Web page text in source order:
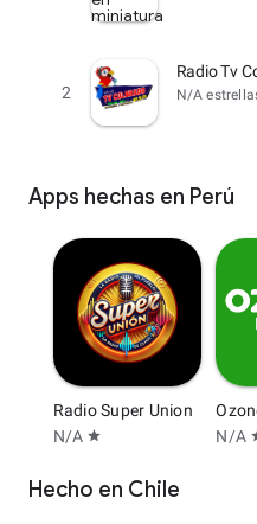
2
Radio Tv
N/A
Apps hechas en Perú
Radio Super Union
N/A star
N/A
Hecho en Chile